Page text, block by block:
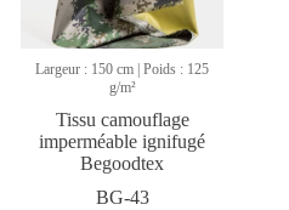
Largeur : 150 cm | Poids : 125
g/m²
Tissu camouflage
imperméable ignifugé
Begoodtex
BG-43